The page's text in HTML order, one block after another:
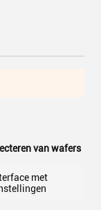
van wafers
met